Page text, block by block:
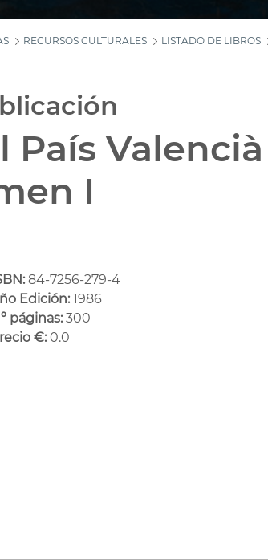
RECURSOS CULTURALES LISTADO DE LIBROS
País
I
84-7256-279-4
Edición:1986
páginas:300
€:0.0